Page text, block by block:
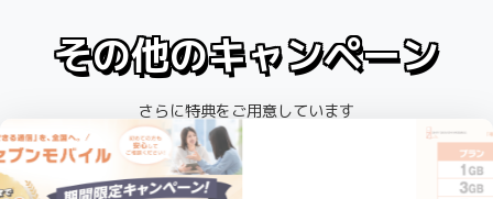
その他のキャンペーン
さらに特典をご用意しています